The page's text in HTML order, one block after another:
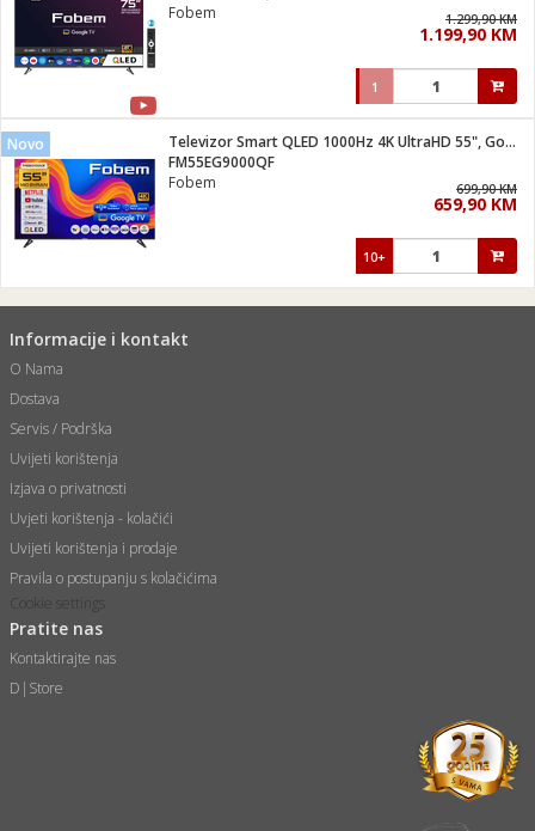
Fobem
1.299,90 KM
1.199,90 KM
1
Novo
Televizor Smart QLED 1000Hz 4K UltraHD 55", Google TV
FM55EG9000QF
Fobem
699,90 KM
659,90 KM
10+
Informacije i kontakt
O Nama
Dostava
Servis / Podrška
Uvijeti korištenja
Izjava o privatnosti
Uvjeti korištenja - kolačići
Uvijeti korištenja i prodaje
Pravila o postupanju s kolačićima
Cookie settings
Pratite nas
Kontaktirajte nas
D|Store